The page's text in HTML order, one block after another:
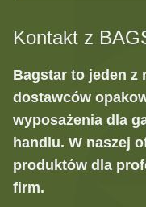
Kontakt z
Bagstar to jeden z
dostawców
wyposażenia dla
handlu. W naszej
produktów dla
firm.